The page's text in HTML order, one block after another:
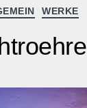
Kategorien
WERKE